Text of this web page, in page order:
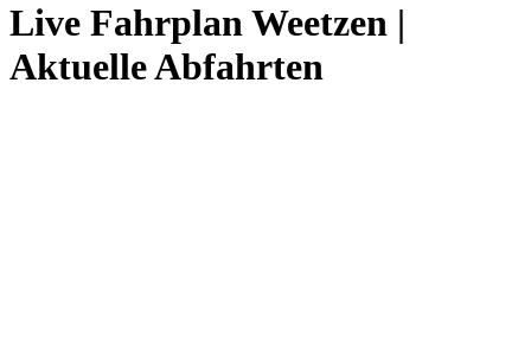
Live Fahrplan Weetzen |
Aktuelle Abfahrten